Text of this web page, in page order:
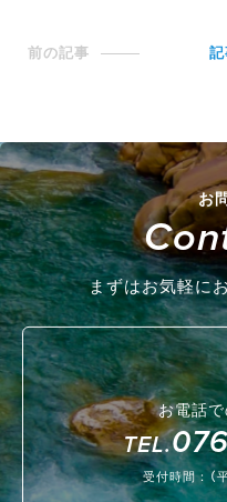
前の記事
お
まずはお気軽に
お電話
TEL.
受付時間：（平